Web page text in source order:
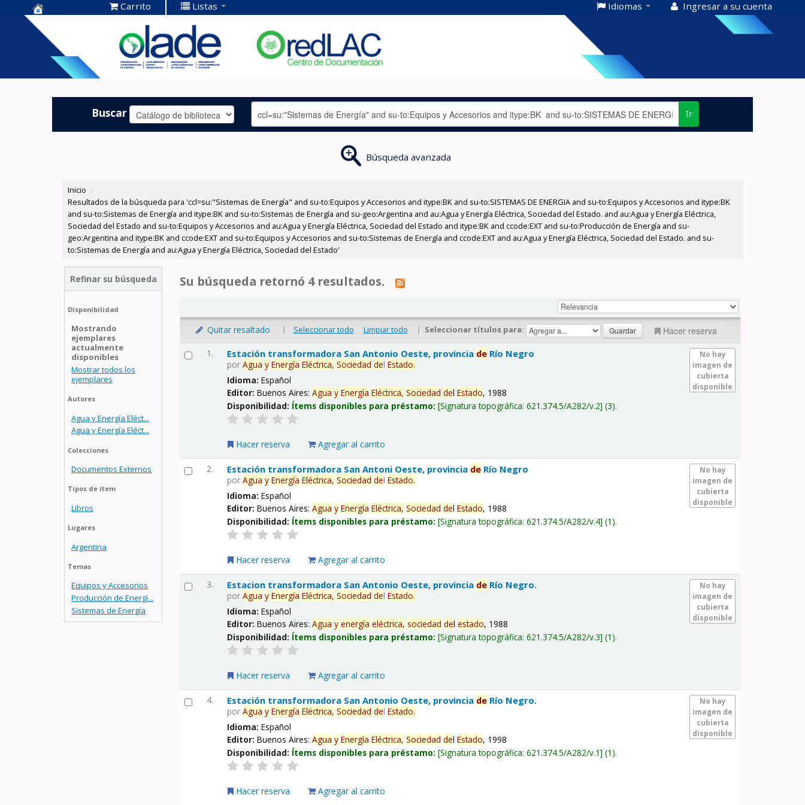
Centro de
Documentación
OLADE -
Carrito Listas Idiomas Ingresar a su cuenta
Buscar Ir
Búsqueda avanzada
Inicio ›
Resultados de la búsqueda para 'ccl=su:"Sistemas de Energía" and su-to:Equipos y Accesorios and itype:BK and su-to:SISTEMAS DE ENERGIA and su-to:Equipos y Accesorios and itype:BK
and su-to:Sistemas de Energía and itype:BK and su-to:Sistemas de Energía and su-geo:Argentina and au:Agua y Energía Eléctrica, Sociedad del Estado. and au:Agua y Energía Eléctrica,
Sociedad del Estado and su-to:Equipos y Accesorios and au:Agua y Energía Eléctrica, Sociedad del Estado and itype:BK and ccode:EXT and su-to:Producción de Energía and su-
geo:Argentina and itype:BK and ccode:EXT and su-to:Equipos y Accesorios and su-to:Sistemas de Energía and ccode:EXT and au:Agua y Energía Eléctrica, Sociedad del Estado. and su-
to:Sistemas de Energía and au:Agua y Energía Eléctrica, Sociedad del Estado'
Refinar su búsqueda
Disponibilidad
Mostrando
ejemplares
actualmente
disponibles
Mostrar todos los
ejemplares
Autores
Agua y Energía Eléct...
Agua y Energía Eléct...
Colecciones
Documentos Externos
Tipos de ítem
Libros
Lugares
Argentina
Temas
Equipos y Accesorios
Producción de Energí...
Sistemas de Energía
Su búsqueda retornó 4 resultados.
Quitar resaltado | Seleccionar todo Limpiar todo | Seleccionar títulos para: Hacer reserva
1.
No hay
imagen de
cubierta
disponible
Estación transformadora San Antonio Oeste, provincia de Río Negro
porAgua y Energía Eléctrica, Sociedad delEstado.
Idioma:Español
Editor:Buenos Aires:Agua y Energía Eléctrica, Sociedad delEstado, 1988
Disponibilidad: Ítems disponibles para préstamo: Signatura topográfica:621.374.5/A282/v.2 (3).
Hacer reserva Agregar al carrito
2.
No hay
imagen de
cubierta
disponible
Estación transformadora San Antoni Oeste, provincia de Río Negro
porAgua y Energía Eléctrica, Sociedad delEstado.
Idioma:Español
Editor:Buenos Aires:Agua y Energía Eléctrica, Sociedad delEstado, 1988
Disponibilidad: Ítems disponibles para préstamo: Signatura topográfica:621.374.5/A282/v.4 (1).
Hacer reserva Agregar al carrito
3.
No hay
imagen de
cubierta
disponible
Estacion transformadora San Antonio Oeste, provincia de Río Negro.
porAgua y Energía Eléctrica, Sociedad delEstado.
Idioma:Español
Editor:Buenos Aires:Agua y energía eléctrica, sociedad delestado, 1988
Disponibilidad: Ítems disponibles para préstamo: Signatura topográfica:621.374.5/A282/v.3 (1).
Hacer reserva Agregar al carrito
4.
No hay
imagen de
cubierta
disponible
Estación transformadora San Antonio Oeste, provincia de Río Negro.
porAgua y Energía Eléctrica, Sociedad delEstado.
Idioma:Español
Editor:Buenos Aires:Agua y Energía Eléctrica, Sociedad delEstado, 1998
Disponibilidad: Ítems disponibles para préstamo: Signatura topográfica:621.374.5/A282/v.1 (1).
Hacer reserva Agregar al carrito